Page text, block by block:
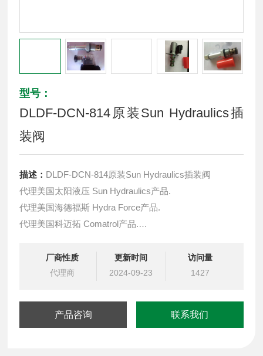
型号：
DLDF-DCN-814原装Sun Hydraulics插
装阀
描述： DLDF-DCN-814原装Sun Hydraulics插装阀
代理美国太阳液压 Sun Hydraulics产品.
代理美国海德福斯 Hydra Force产品.
代理美国科迈拓 Comatrol产品.
提供油路系统设计,油路块设计,阀块设计与选型
液压油缸，经销力士乐、派克、中国台湾北部等液压元件
厂商性质
代理商
更新时间
2024-09-23
访问量
1427
产品咨询 联系我们